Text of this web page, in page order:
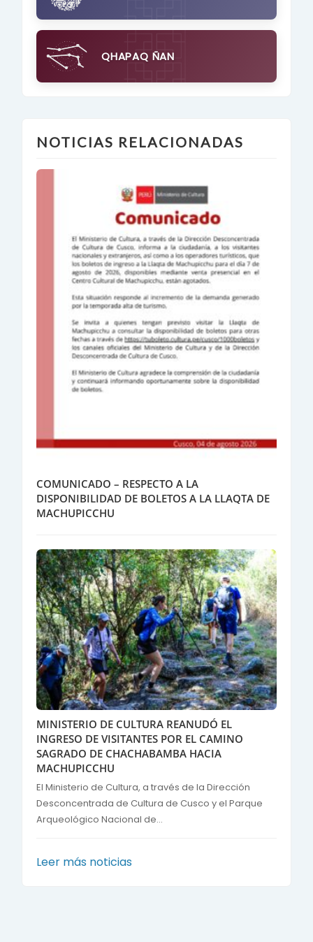
QHAPAQ ÑAN
NOTICIAS RELACIONADAS
COMUNICADO – RESPECTO A LA
DISPONIBILIDAD DE BOLETOS A LA LLAQTA DE
MACHUPICCHU
MINISTERIO DE CULTURA REANUDÓ EL
INGRESO DE VISITANTES POR EL CAMINO
SAGRADO DE CHACHABAMBA HACIA
MACHUPICCHU
El Ministerio de Cultura, a través de la Dirección
Desconcentrada de Cultura de Cusco y el Parque
Arqueológico Nacional de...
Leer más noticias